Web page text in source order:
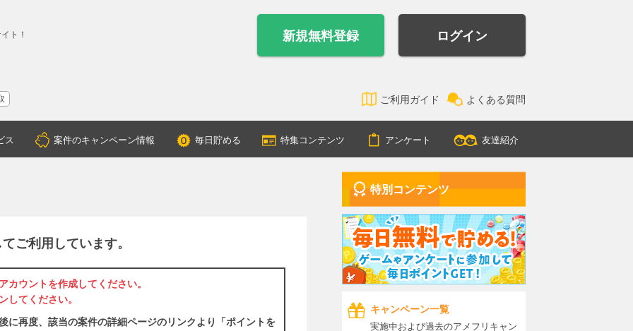
ト！
新規無料登録 ログイン
ご利用ガイド よくある質問
ス 案件のキャンペーン情報 毎日貯める 特集コンテンツ アンケート 友達紹介
ご利用しています。
アカウントを作成してください。
してください。
に再度、該当の案件の詳細ページのリンクより「ポイントを
特別コンテンツ
キャンペーン一覧
実施中および過去のアメフリキャン